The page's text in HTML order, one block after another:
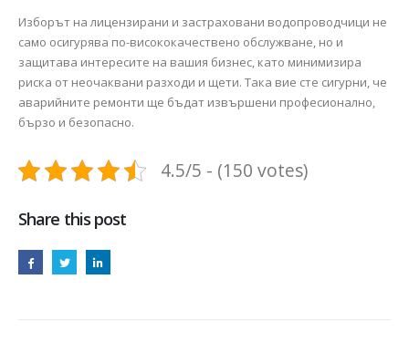
Изборът на лицензирани и застраховани водопроводчици не
само осигурява по-висококачествено обслужване, но и
защитава интересите на вашия бизнес, като минимизира
риска от неочаквани разходи и щети. Така вие сте сигурни, че
аварийните ремонти ще бъдат извършени професионално,
бързо и безопасно.
4.5/5 - (150 votes)
Share this post